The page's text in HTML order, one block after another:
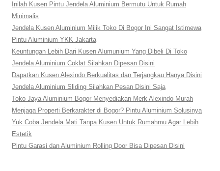
Inilah Kusen Pintu Jendela Aluminium Bermutu Untuk Rumah
Minimalis
Jendela Kusen Aluminium Milik Toko Di Bogor Ini Sangat Istimewa
Pintu Aluminium YKK Jakarta
Keuntungan Lebih Dari Kusen Alumunium Yang Dibeli Di Toko
Jendela Aluminium Coklat Silahkan Dipesan Disini
Dapatkan Kusen Alexindo Berkualitas dan Terjangkau Hanya Disini
Jendela Aluminium Sliding Silahkan Pesan Disini Saja
Toko Jaya Aluminium Bogor Menyediakan Merk Alexindo Murah
Menjaga Properti Berkarakter di Bogor? Pintu Aluminium Solusinya
Yuk Coba Jendela Mati Tanpa Kusen Untuk Rumahmu Agar Lebih
Estetik
Pintu Garasi dan Aluminium Rolling Door Bisa Dipesan Disini